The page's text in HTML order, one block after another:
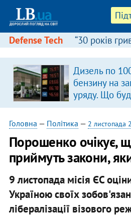
Defense Tech “30 років
Дизель по
бензину на
уряду. Що
пальне?
Головна — Політика — 2 листопада
Порошенко очікує,
приймуть закони,
9 листопада місія ЄС
Україною своїх
лібералізації візового